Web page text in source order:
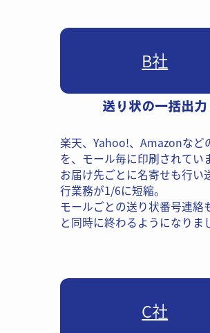
B社
送り状の一括出力
楽天、Yahoo!、Amazonなど
を、モール毎に印刷されてい​
お届け先ごとに名寄せも​行い
行業務が1/6に短​縮。
モールごとの送り状番号連絡
と同時に終わるようになりま​
C社​